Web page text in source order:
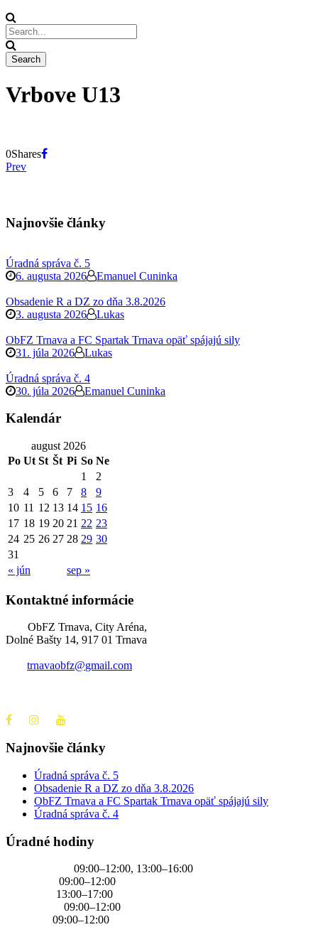
Vrbove U13
0Shares
Prev
Najnovšie články
Úradná správa č. 5
6. augusta 2026
Emanuel Cuninka
Obsadenie R a DZ zo dňa 3.8.2026
3. augusta 2026
Lukas
ObFZ Trnava a FC Spartak Trnava opäť spájajú sily
31. júla 2026
Lukas
Úradná správa č. 4
30. júla 2026
Emanuel Cuninka
Kalendár
august 2026
Po Ut St Št Pi So Ne
« jún sep »
1
2
3
4 5 6 7 8
9
10 11 12 13 14 15 16
17 18 19 20 21 22 23
24 25 26 27 28 29 30
31
Kontaktné informácie
ObFZ Trnava, City Aréna,
Dolné Bašty 14, 917 01 Trnava
trnavaobfz@gmail.com
Najnovšie články
Úradná správa č. 5
Obsadenie R a DZ zo dňa 3.8.2026
ObFZ Trnava a FC Spartak Trnava opäť spájajú sily
Úradná správa č. 4
Úradné hodiny
09:00–12:00, 13:00–16:00
09:00–12:00
13:00–17:00
09:00–12:00
09:00–12:00